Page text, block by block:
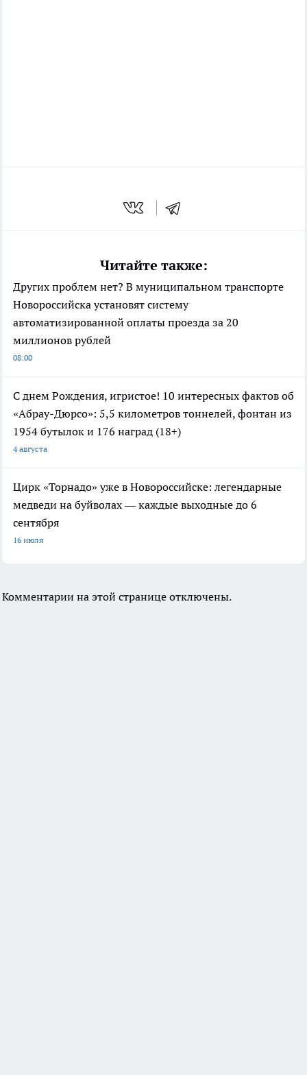
Читайте также:
Других проблем нет? В муниципальном транспорте
Новороссийска установят систему
автоматизированной оплаты проезда за 20
миллионов рублей
08:00
С днем Рождения, игристое! 10 интересных фактов об
«Абрау-Дюрсо»: 5,5 километров тоннелей, фонтан из
1954 бутылок и 176 наград (18+)
4 августа
Цирк «Торнадо» уже в Новороссийске: легендарные
медведи на буйволах — каждые выходные до 6
сентября
16 июля
Комментарии на этой странице отключены.